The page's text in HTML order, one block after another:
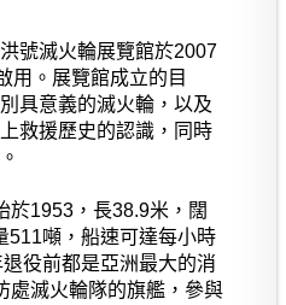
號滅火輪展覽館於2007
用。展覽館成立的目
具意義的滅火輪，以及
救援歷史的認識，同時
1953，長38.9米，闊
511噸，船速可達每小時
役前都是亞洲最大的消
處滅火輪隊的旗艦，參與